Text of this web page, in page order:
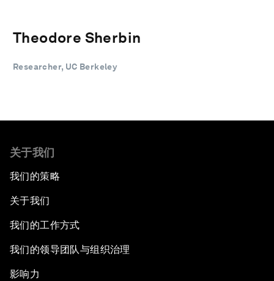
Theodore Sherbin
Researcher, UC Berkeley
关于我们
我们的策略
关于我们
我们的工作方式
我们的领导团队与组织治理
影响力